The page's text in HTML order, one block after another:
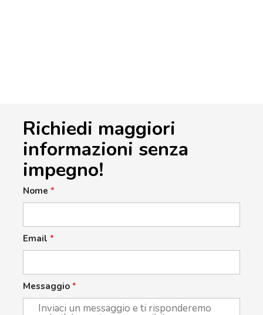
Richiedi maggiori
informazioni senza
impegno!
Nome *
Email *
Messaggio *